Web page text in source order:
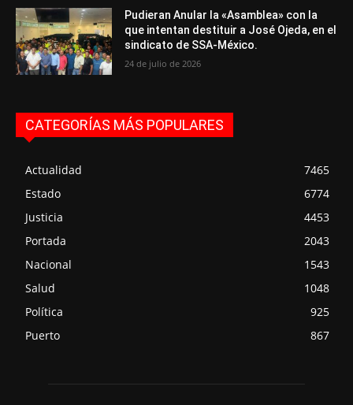
Pudieran Anular la «Asamblea» con la
que intentan destituir a José Ojeda, en el
sindicato de SSA-México.
24 de julio de 2026
CATEGORÍAS MÁS POPULARES
Actualidad
7465
Estado
6774
Justicia
4453
Portada
2043
Nacional
1543
Salud
1048
Política
925
Puerto
867